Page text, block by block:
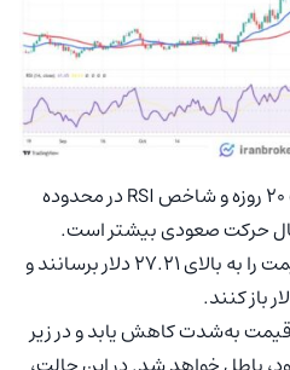
شیب صعودی میانگین متحرک 20 روزه و شاخص RSI در محدوده
حرکت صعودی بیشتر است.
خریداران تلاش خواهند کرد قیمت را به بالای 27.21 دلار برسانند و
به‌شدت کاهش یابد و در زیر